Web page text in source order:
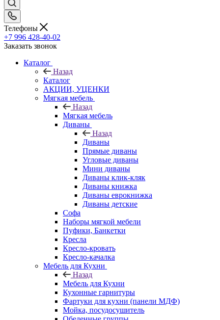
Телефоны
+7 996 428-40-02
Заказать звонок
Каталог
Назад
Каталог
АКЦИИ, УЦЕНКИ
Мягкая мебель
Назад
Мягкая мебель
Диваны
Назад
Диваны
Прямые диваны
Угловые диваны
Мини диваны
Диваны клик-кляк
Диваны книжка
Диваны еврокнижка
Диваны детские
Софа
Наборы мягкой мебели
Пуфики, Банкетки
Кресла
Кресло-кровать
Кресло-качалка
Мебель для Кухни
Назад
Мебель для Кухни
Кухонные гарнитуры
Фартуки для кухни (панели МДФ)
Мойка, посудосушитель